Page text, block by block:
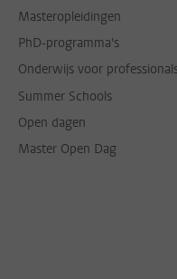
Masteropleidingen
PhD-programma's
Onderwijs voor
Summer Schools
Open dagen
Master Open Dag